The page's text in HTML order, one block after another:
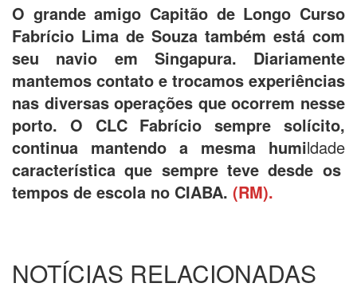
O grande amigo Capitão de Longo Curso
Fabrício Lima de Souza também está com
seu navio em Singapura. Diariamente
mantemos contato e trocamos experiências
nas diversas operações que ocorrem nesse
porto. O CLC Fabrício sempre solícito,
continua mantendo a mesma humildade
característica que sempre teve desde os
tempos de escola no CIABA. (RM).
NOTÍCIAS RELACIONADAS